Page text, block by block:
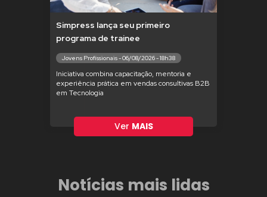
Simpress lança seu primeiro
programa de trainee
Jovens Profissionais - 06/08/2026 - 18h38
Iniciativa combina capacitação, mentoria e
experiência prática em vendas consultivas B2B
em Tecnologia
Ver MAIS
Notícias mais lidas